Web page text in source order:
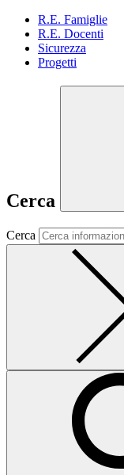
R.E. Famiglie
R.E. Docenti
Sicurezza
Progetti
Cerca
Cerca